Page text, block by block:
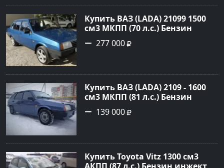
Авторынок23
Купить ВАЗ (LADA) 21099 1500
см3 МКПП (70 л.с.) Бензин
карбюратор в Краснодар: цвет
Синий Седан 1996 года по цене
277 000
Купить ВАЗ (LADA) 2109 - 1600
см3 МКПП (81 л.с.) Бензин
инжектор в Сочи: цвет синий
Хетчбэк 2004 года по цене
139 000
Купить Toyota Vitz 1300 см3